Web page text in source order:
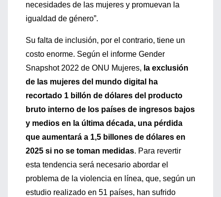
necesidades de las mujeres y promuevan la
igualdad de género”.
Su falta de inclusión, por el contrario, tiene un
costo enorme. Según el informe Gender
Snapshot 2022 de ONU Mujeres, la exclusión
de las mujeres del mundo digital ha
recortado 1 billón de dólares del producto
bruto interno de los países de ingresos bajos
y medios en la última década, una pérdida
que aumentará a 1,5 billones de dólares en
2025 si no se toman medidas. Para revertir
esta tendencia será necesario abordar el
problema de la violencia en línea, que, según un
estudio realizado en 51 países, han sufrido